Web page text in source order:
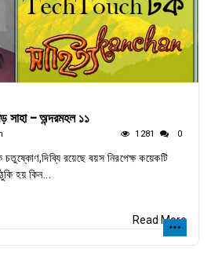
সাহা - অন্দরমহল ১১
1281 0
রয়েছে বয়স নিরপেক্ষ কয়েকটি
হয় কিন...
Read More